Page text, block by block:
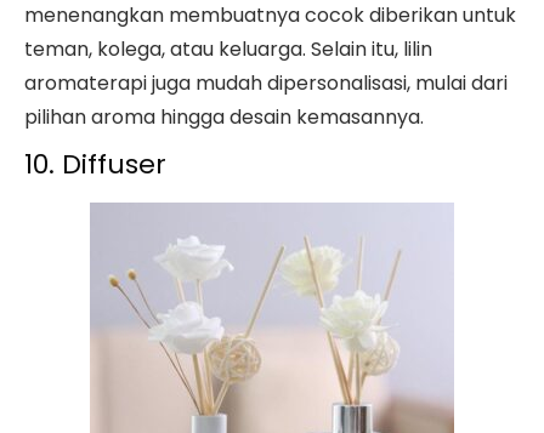
menenangkan membuatnya cocok diberikan untuk
teman, kolega, atau keluarga. Selain itu, lilin
aromaterapi juga mudah dipersonalisasi, mulai dari
pilihan aroma hingga desain kemasannya.
10. Diffuser